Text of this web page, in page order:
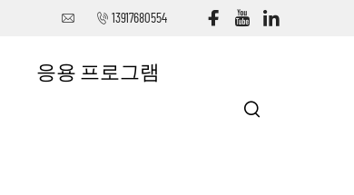
13917680554
응용 프로그램